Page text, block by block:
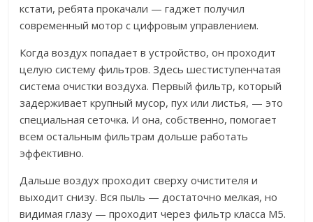
кстати, ребята прокачали — гаджет получил
современный мотор с цифровым управлением.
Когда воздух попадает в устройство, он проходит
целую систему фильтров. Здесь шестиступенчатая
система очистки воздуха. Первый фильтр, который
задерживает крупный мусор, пух или листья, — это
специальная сеточка. И она, собственно, помогает
всем остальным фильтрам дольше работать
эффективно.
Дальше воздух проходит сверху очистителя и
выходит снизу. Вся пыль — достаточно мелкая, но
видимая глазу — проходит через фильтр класса М5.